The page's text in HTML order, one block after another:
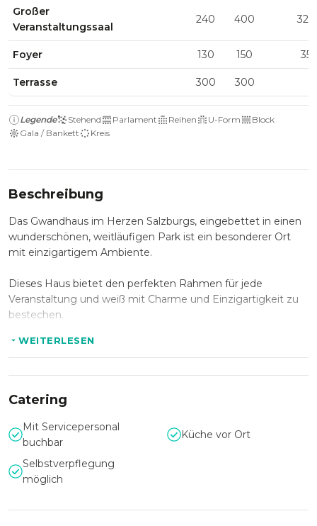
Großer
Veranstaltungssaal
240 400 320
Foyer 130 150 35
Terrasse 300 300
Legende Stehend Parlament Reihen U-Form
Block
Gala / Bankett
Kreis
Beschreibung
Das Gwandhaus im Herzen Salzburgs, eingebettet in einen
wunderschönen, weitläufigen Park ist ein besonderer Ort
mit einzigartigem Ambiente.
Dieses Haus bietet den perfekten Rahmen für jede
Veranstaltung und weiß mit Charme und Einzigartigkeit zu
bestechen.
Das gesamte Areal lässt keine Wünsche offen und kann
individuell für Ihre Veranstaltungen genutzt werden:
Für Ihr Event steht Ihnen der historische Festsaal für bis zu
350 Personen zur Verfügung.
Der weitläufige Park mit rund 10.000m² Fläche kann für
Feste unter freiem Himmel ebenfalls genutzt werden und
für Trauungen im kleinen Kreis, sowie Empfänge bietet das
Das hauseigene Catering richtet sich nach Ihren
WEITERLESEN
Catering
Mit Servicepersonal
buchbar
Küche vor Ort
Selbstverpflegung
möglich